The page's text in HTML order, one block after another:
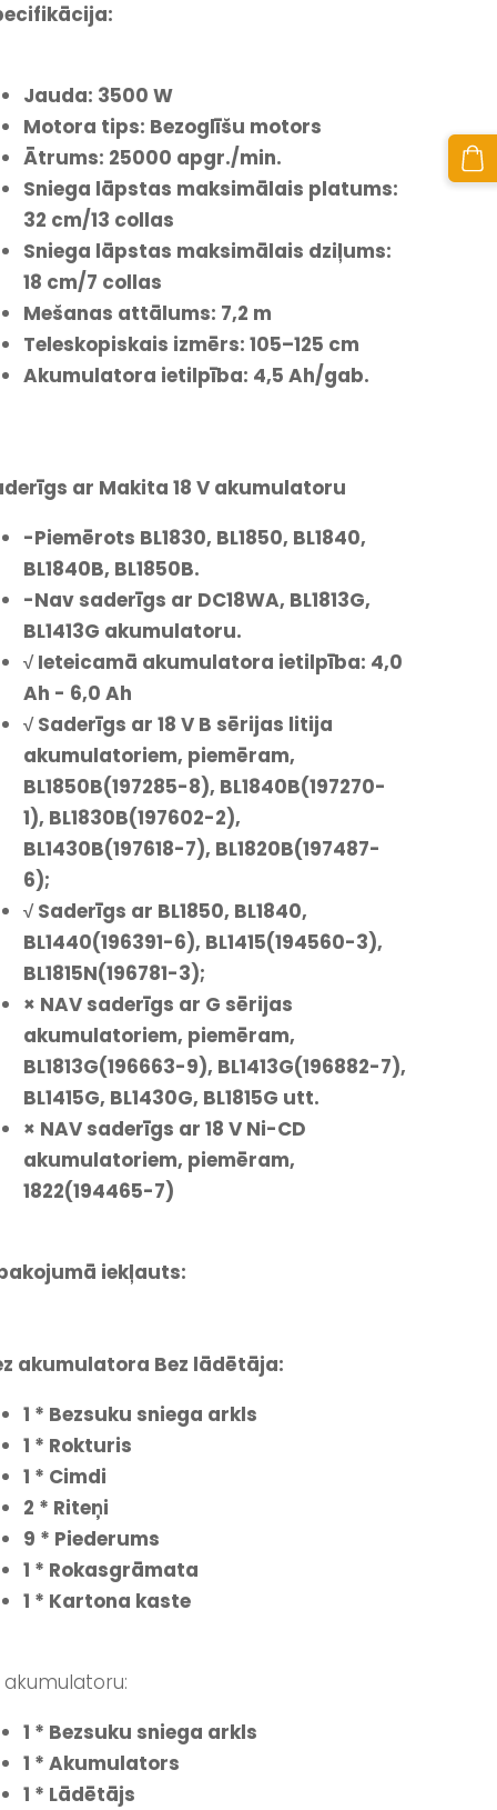
Jauda: 3500 W
Motora tips: Bezoglīšu motors
Ātrums: 25000 apgr./min.
Sniega lāpstas maksimālais platums:
32 cm/13 collas
Sniega lāpstas maksimālais dziļums:
18 cm/7 collas
Mešanas attālums: 7,2 m
Teleskopiskais izmērs: 105–125 cm
Akumulatora ietilpība: 4,5 Ah/gab.
ar Makita 18 V akumulatoru
-Piemērots BL1830, BL1850, BL1840,
BL1840B, BL1850B.
-Nav saderīgs ar DC18WA, BL1813G,
BL1413G akumulatoru.
√ Ieteicamā akumulatora ietilpība: 4,0
Ah - 6,0 Ah
√ Saderīgs ar 18 V B sērijas litija
akumulatoriem, piemēram,
BL1850B(197285-8), BL1840B(197270-
1), BL1830B(197602-2),
BL1430B(197618-7), BL1820B(197487-
6);
√ Saderīgs ar BL1850, BL1840,
BL1440(196391-6), BL1415(194560-3),
BL1815N(196781-3);
× NAV saderīgs ar G sērijas
akumulatoriem, piemēram,
BL1813G(196663-9), BL1413G(196882-7),
BL1415G, BL1430G, BL1815G utt.
× NAV saderīgs ar 18 V Ni-CD
akumulatoriem, piemēram,
1822(194465-7)
iekļauts:
akumulatora Bez lādētāja:
1 * Bezsuku sniega arkls
1 * Rokturis
1 * Cimdi
2 * Riteņi
9 * Piederums
1 * Rokasgrāmata
1 * Kartona kaste
1 * Bezsuku sniega arkls
1 * Akumulators
1 * Lādētājs